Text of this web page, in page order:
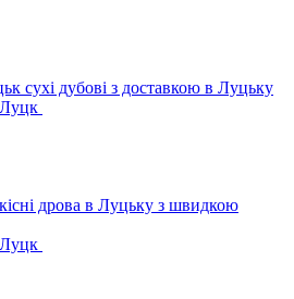
сухі дубові з доставкою в Луцьку
Луцк
дрова в Луцьку з швидкою
Луцк